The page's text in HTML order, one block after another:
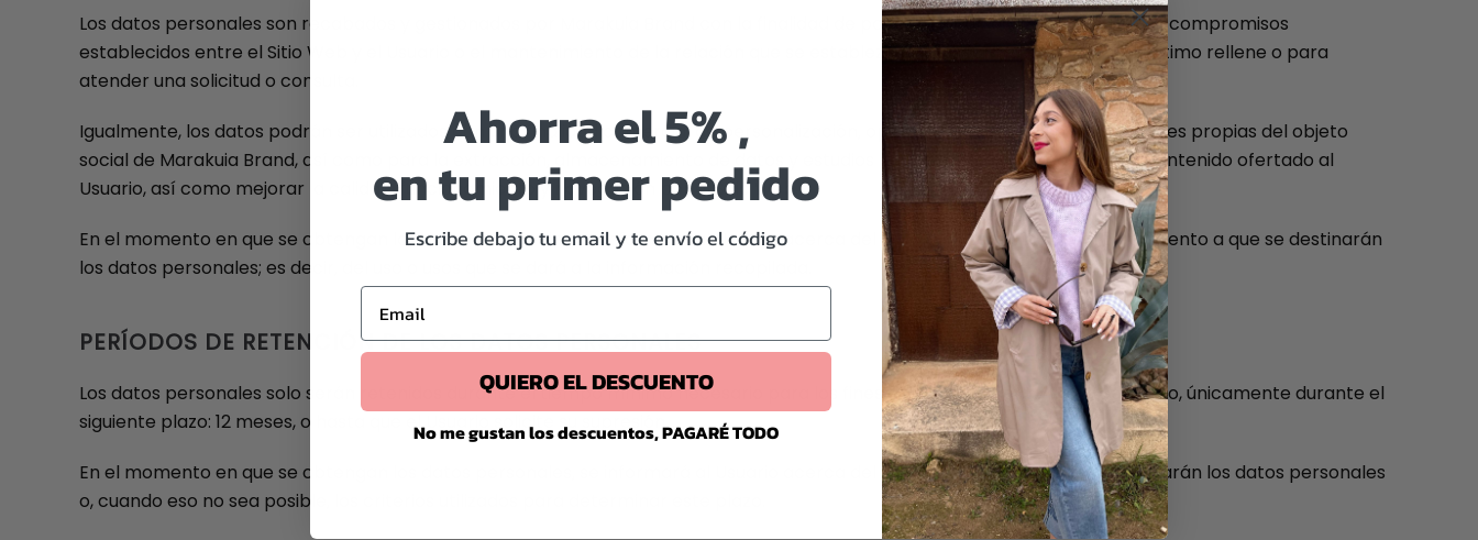
Los datos personales son recabados y gestionados por Marakuia Brand con la finalidad de poder facilitar, agilizar y cumplir los compromisos
establecidos entre el Sitio Web y el Usuario o el mantenimiento de la relación que se establezca en los formularios que este último rellene o para
atender una solicitud o consulta.
Igualmente, los datos podrán ser utilizados con una finalidad comercial de personalización, operativa y estadística, y actividades propias del objeto
social de Marakuia Brand, así como para la extracción, almacenamiento de datos y estudios de marketing para adecuar el Contenido ofertado al
Usuario, así como mejorar la calidad, funcionamiento y navegación por el Sitio Web.
En el momento en que se obtengan los datos personales, se informará al Usuario acerca del fin o fines específicos del tratamiento a que se destinarán
los datos personales; es decir, del uso o usos que se dará a la información recopilada.
PERÍODOS DE RETENCIÓN DE LOS DATOS PERSONALES
Los datos personales solo serán retenidos durante el tiempo mínimo necesario para los fines de su tratamiento y, en todo caso, únicamente durante el
siguiente plazo: 12 meses, o hasta que el Usuario solicite su supresión.
En el momento en que se obtengan los datos personales, se informará al Usuario acerca del plazo durante el cual se conservarán los datos personales
o, cuando eso no sea posible, los criterios utilizados para determinar este plazo.
Ahorra el 5% ,
en tu primer pedido
Escribe debajo tu email y te envío el código
Email
QUIERO EL DESCUENTO
No me gustan los descuentos, PAGARÉ TODO